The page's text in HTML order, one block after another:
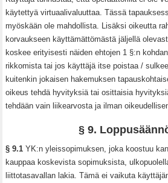
käytettyä virtuaalivaluuttaa. Tässä
myöskään ole mahdollista. Lisäksi oikeutta
korvaukseen käyttämättömästä jäljellä
koskee erityisesti näiden ehtojen 1 §:n
rikkomista tai jos käyttäjä itse poistaa /
kuitenkin jokaisen hakemuksen
oikeus tehdä hyvityksiä tai osittaisia
tehdään vain liikearvosta ja ilman
§ 9.
§ 9.1 YK:n yleissopimuksen, joka koostuu
kauppaa koskevista sopimuksista,
liittotasavallan lakia. Tämä ei vaikuta